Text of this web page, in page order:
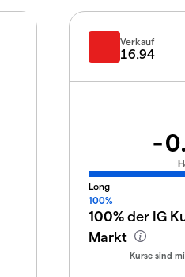
Verkauf
16.94
-
Long
100%
100%der IG
Markt
Kurse sind